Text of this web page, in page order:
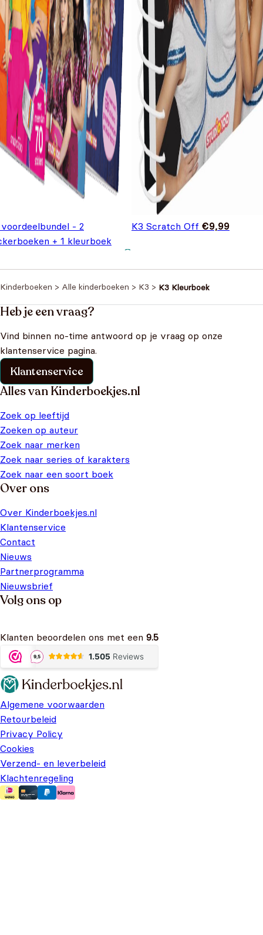
- 2
+ 1 kleurboek
K3 Scratch Off €9,99
Kinderboeken > Alle kinderboeken > K3 > K3 Kleurboek
Heb je een vraag?
Vind binnen no-time antwoord op je vraag op onze
klantenservice pagina.
Klantenservice
Alles van Kinderboekjes.nl
Zoek op leeftijd
Zoeken op auteur
Zoek naar merken
Zoek naar series of karakters
Zoek naar een soort boek
Over ons
Over Kinderboekjes.nl
Klantenservice
Contact
Nieuws
Partnerprogramma
Nieuwsbrief
Volg ons op
Klanten beoordelen ons met een 9.5
Algemene voorwaarden
Retourbeleid
Privacy Policy
Cookies
Verzend- en leverbeleid
Klachtenregeling